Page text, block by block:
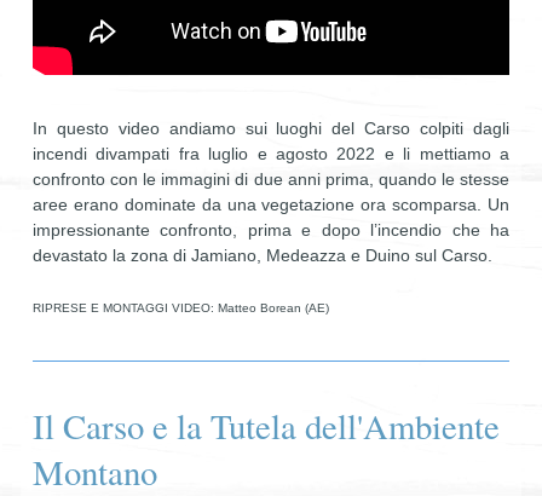
In questo video andiamo sui luoghi del Carso colpiti dagli
incendi divampati fra luglio e agosto 2022 e li mettiamo a
confronto con le immagini di due anni prima, quando le stesse
aree erano dominate da una vegetazione ora scomparsa. Un
impressionante confronto, prima e dopo l’incendio che ha
devastato la zona di Jamiano, Medeazza e Duino sul Carso.
RIPRESE E MONTAGGI VIDEO: Matteo Borean (AE)
Il Carso e la Tutela dell'Ambiente
Montano